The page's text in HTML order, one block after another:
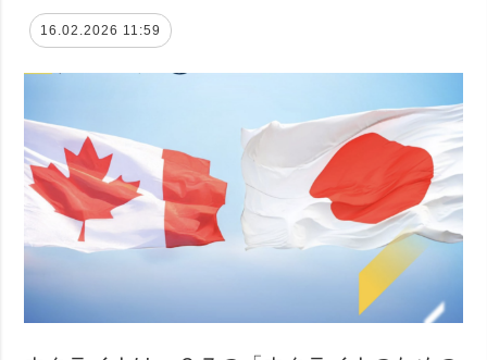
16.02.2026 11:59